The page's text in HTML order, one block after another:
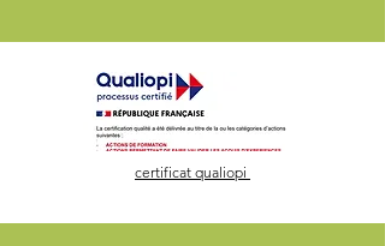
certificat qualiopi